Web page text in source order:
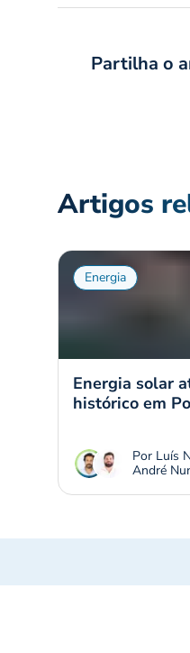
Partilha o
Artigos
Energia
Energia solar
histórico em
Por Luís
André